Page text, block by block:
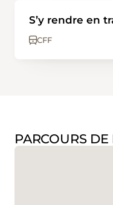
S’y rendre en
CFF
PARCOURS